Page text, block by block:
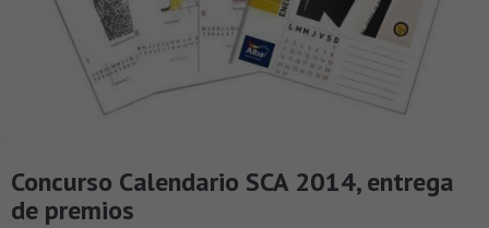
Concurso Calendario SCA 2014, entrega
de premios